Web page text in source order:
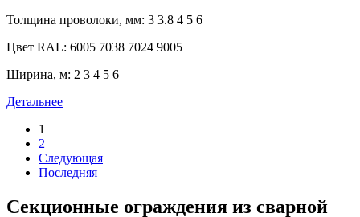
Толщина проволоки, мм: 3 3.8 4 5 6
Цвет RAL: 6005 7038 7024 9005
Ширина, м: 2 3 4 5 6
Детальнее
1
2
Следующая
Последняя
Секционные ограждения из сварной